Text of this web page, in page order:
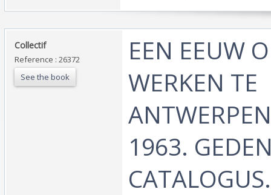
‎Collectif‎
Reference : 26372
See the book
‎EEN EEUW
WERKEN TE
1963.